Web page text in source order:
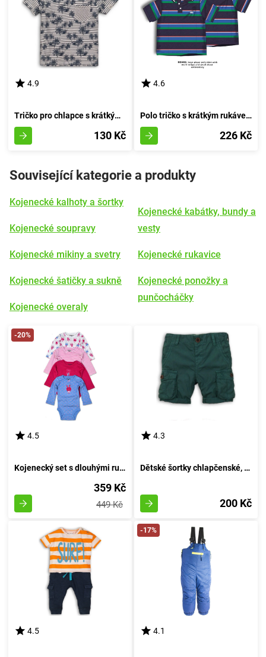
4.9
Tričko pro chlapce s krátkými rukávy od značky Minoti, kolekce Jaro 4, velikost kluka - 80/86 | 12-18 měsíců
130 Kč
4.6
Polo tričko s krátkým rukávem pro chlapce, značky Minoti, model Roar 5, velikost kluka - 92/98 | 2/3let
226 Kč
Související kategorie a produkty
Kojenecké kalhoty a šortky
Kojenecké soupravy
Kojenecké mikiny a svetry
Kojenecké šatičky a sukně
Kojenecké overaly
Kojenecké kabátky, bundy a
vesty
Kojenecké rukavice
Kojenecké ponožky a
punčocháčky
-20%
4.5
Kojenecký set s dlouhými rukávy, Pidilidi, PD1003, pro dívku - velikost 68/74 | 6-9 měsíců
359 Kč
449 Kč
4.3
Dětské šortky chlapčenské, Minoti, DESERT 2, zelené - velikost 92/98 | pro věk 2-3 let
200 Kč
4.5
-17%
4.1